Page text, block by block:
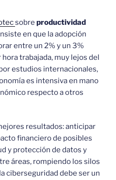
sobre productividad
en que la adopción
entre un 2% y un 3%
trabajada, muy lejos del
estudios internacionales,
es intensiva en mano
respecto a otros
resultados: anticipar
financiero de posibles
y protección de datos y
áreas, rompiendo los silos
ciberseguridad debe ser un